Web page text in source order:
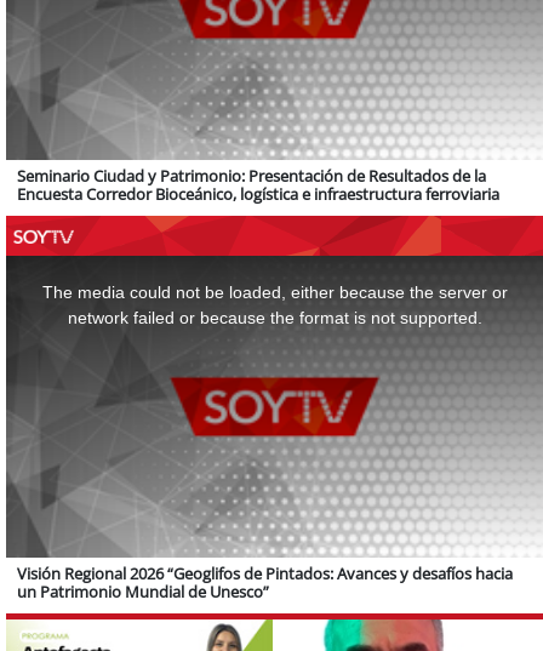
Seminario Ciudad y Patrimonio: Presentación de Resultados de la
Encuesta Corredor Bioceánico, logística e infraestructura ferroviaria
The media could not be loaded, either because the server or
network failed or because the format is not supported.
Visión Regional 2026 “Geoglifos de Pintados: Avances y desafíos hacia
un Patrimonio Mundial de Unesco”